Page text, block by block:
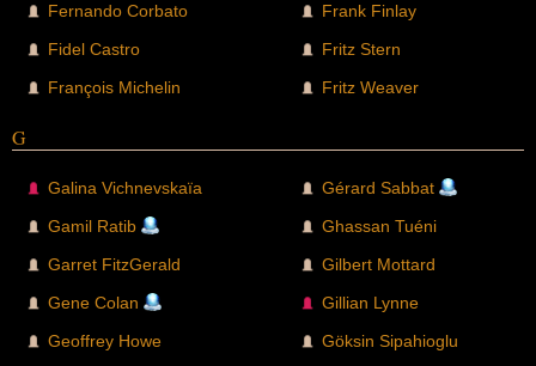
Fernando Corbato
Fidel Castro
François Michelin
Frank Finlay
Fritz Stern
Fritz Weaver
G
Galina Vichnevskaïa
Gamil Ratib
Garret FitzGerald
Gene Colan
Geoffrey Howe
Gérard Sabbat
Ghassan Tuéni
Gilbert Mottard
Gillian Lynne
Göksin Sipahioglu